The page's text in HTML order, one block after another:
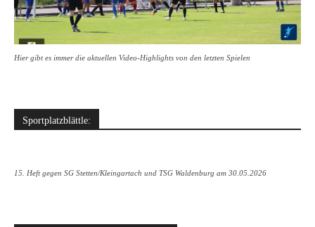
Hier gibt es immer die aktuellen Video-Highlights von den letzten Spielen
Sportplatzblättle:
15. Heft gegen SG Stetten/Kleingartach und TSG Waldenburg am 30.05.2026